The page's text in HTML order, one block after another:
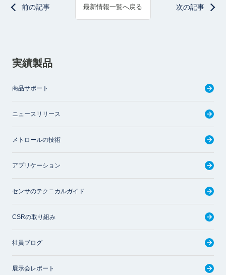
前の記事 最新情報一覧へ戻る 次の記事
実績製品
商品サポート
ニュースリリース
メトロールの技術
アプリケーション
センサのテクニカルガイド
CSRの取り組み
社員ブログ
展示会レポート